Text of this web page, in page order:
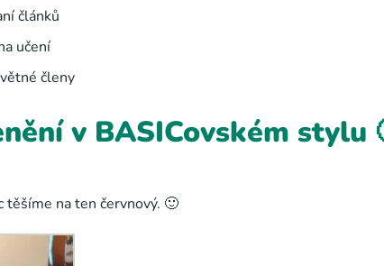
článků
učení
členy
v BASICovském stylu
těšíme na ten červnový. 🙂